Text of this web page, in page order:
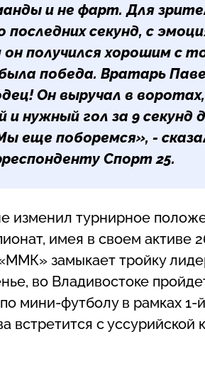
и не фарт. Для
секунд, с
получился хорошим с
победа. Вратарь
Он выручал в
и нужный гол за 9 секунд
еще поборемся», -
Спорт 25.
изменил турнирное
имея в своем активе
замыкает тройку
во Владивостоке
мини-футболу в рамках
встретится с